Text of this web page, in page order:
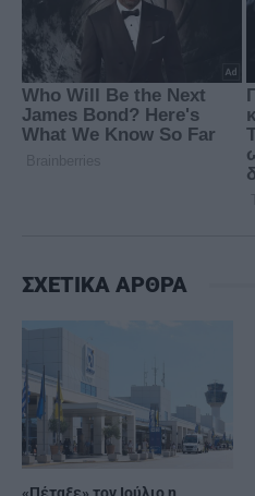
ΣΧΕΤΙΚΑ ΑΡΘΡΑ